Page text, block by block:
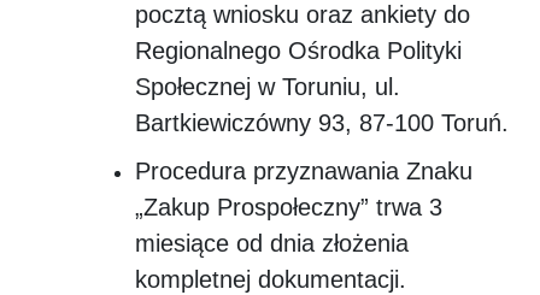
pocztą wniosku oraz ankiety do
Regionalnego Ośrodka Polityki
Społecznej w Toruniu, ul.
Bartkiewiczówny 93, 87-100 Toruń.
Procedura przyznawania Znaku
„Zakup Prospołeczny” trwa 3
miesiące od dnia złożenia
kompletnej dokumentacji.